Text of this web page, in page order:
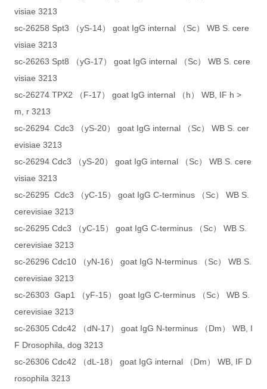
visiae 3213
sc-26258 Spt3 （yS-14） goat IgG internal （Sc） WB S. cere
visiae 3213
sc-26263 Spt8 （yG-17） goat IgG internal （Sc） WB S. cere
visiae 3213
sc-26274 TPX2 （F-17） goat IgG internal （h） WB, IF h >
m, r 3213
sc-26294 Cdc3 （yS-20） goat IgG internal （Sc） WB S. cer
evisiae 3213
sc-26294 Cdc3 （yS-20） goat IgG internal （Sc） WB S. cere
visiae 3213
sc-26295 Cdc3 （yC-15） goat IgG C-terminus （Sc） WB S.
cerevisiae 3213
sc-26295 Cdc3 （yC-15） goat IgG C-terminus （Sc） WB S.
cerevisiae 3213
sc-26296 Cdc10 （yN-16） goat IgG N-terminus （Sc） WB S.
cerevisiae 3213
sc-26303 Gap1 （yF-15） goat IgG C-terminus （Sc） WB S.
cerevisiae 3213
sc-26305 Cdc42 （dN-17） goat IgG N-terminus （Dm） WB, I
F Drosophila, dog 3213
sc-26306 Cdc42 （dL-18） goat IgG internal （Dm） WB, IF D
rosophila 3213